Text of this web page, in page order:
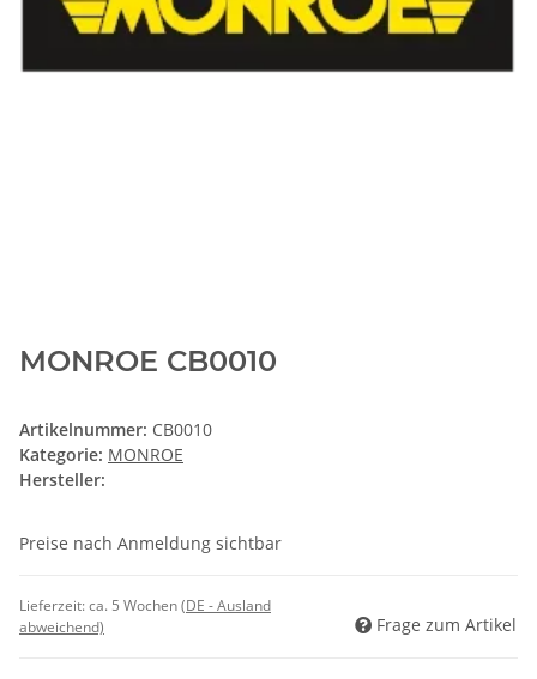
MONROE CB0010
Artikelnummer: CB0010
Kategorie: MONROE
Hersteller:
Preise nach Anmeldung sichtbar
Lieferzeit:ca. 5 Wochen(DE - Ausland
abweichend)
Frage zum Artikel